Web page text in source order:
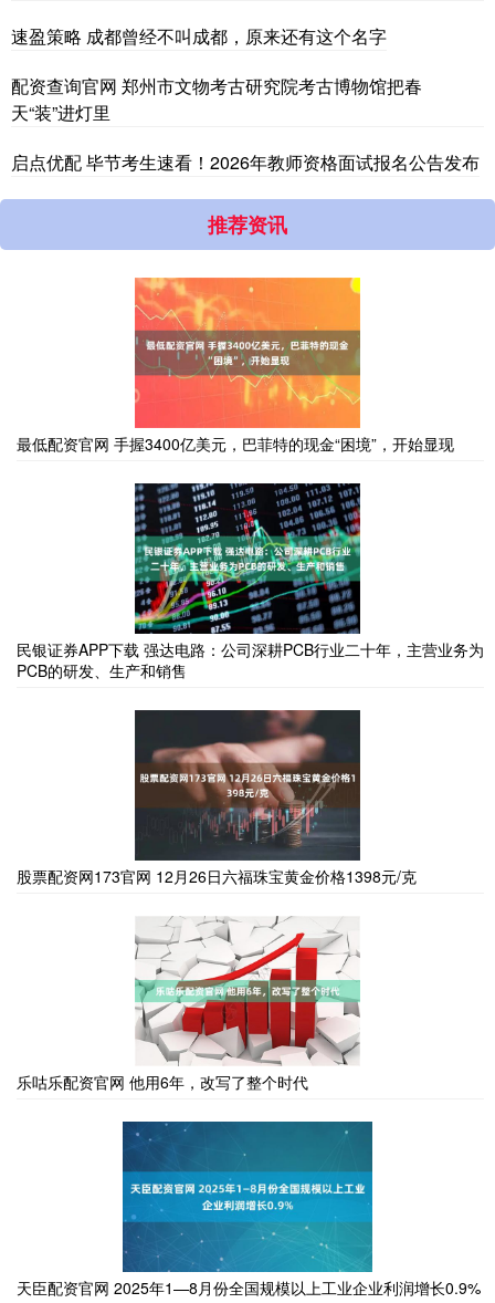
速盈策略 成都曾经不叫成都，原来还有这个名字
配资查询官网 郑州市文物考古研究院考古博物馆把春
天“装”进灯里
启点优配 毕节考生速看！2026年教师资格面试报名公告发布
推荐资讯
最低配资官网 手握3400亿美元，巴菲特的现金“困境”，开始显现
民银证券APP下载 强达电路：公司深耕PCB行业二十年，主营业务为
PCB的研发、生产和销售
股票配资网173官网 12月26日六福珠宝黄金价格1398元/克
乐咕乐配资官网 他用6年，改写了整个时代
天臣配资官网 2025年1—8月份全国规模以上工业企业利润增长0.9%